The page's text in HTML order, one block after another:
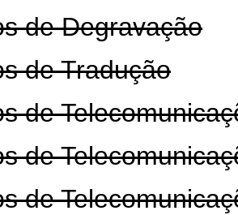
de Degravação
de Tradução
de
de
de